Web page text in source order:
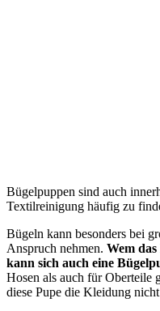
Bügelpuppen sind auch
Textilreinigung häufig zu
Bügeln kann besonders bei
Anspruch nehmen. Wem
kann sich auch eine
Hosen als auch für Oberteile
diese Pupe die Kleidung